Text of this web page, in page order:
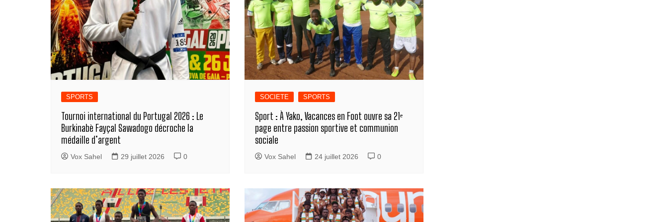
SPORTS
Tournoi international du Portugal 2026 : Le
Burkinabè Fayçal Sawadogo décroche la
médaille d’argent
Vox Sahel 29 juillet 2026 0
SOCIETE SPORTS
Sport : À Yako, Vacances en Foot ouvre sa 21ᵉ
page entre passion sportive et communion
sociale
Vox Sahel 24 juillet 2026 0